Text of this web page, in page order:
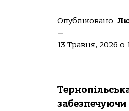
Опубліковано:
—
13 Травня, 2026 о